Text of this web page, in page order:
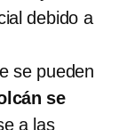
debido a
se pueden
se
a las